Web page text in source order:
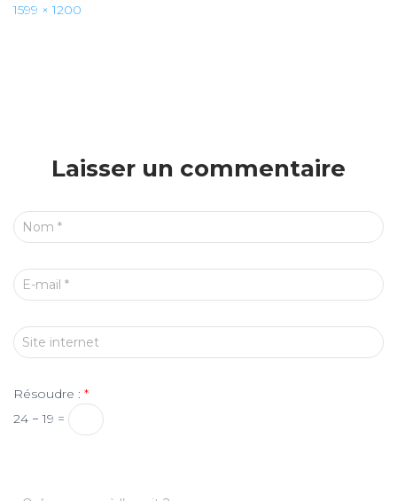
1599 × 1200
Laisser un commentaire
Nom *
E-mail *
Site internet
Résoudre : *
24 − 19 =